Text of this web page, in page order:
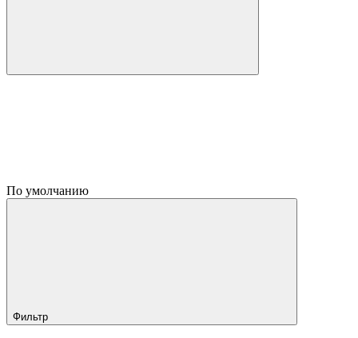
По умолчанию
Фильтр